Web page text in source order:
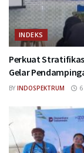
INDEKS
Perkuat Stratifikasi
Gelar
BY INDOSPEKTRUM